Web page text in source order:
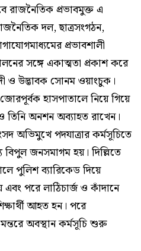
রাজনৈতিক প্রভাবমুক্ত এ
দল, ছাত্রসংগঠন,
প্রভাবশালী
সঙ্গে একাত্মতা প্রকাশ করে
ও উদ্ভাবক সোনম ওয়াংচুক।
হাসপাতালে নিয়ে গিয়ে
তিনি অনশন অব্যাহত রাখেন।
অভিমুখে পদযাত্রার কর্মসূচিতে
বিপুল জনসমাগম হয়। দিল্লিতে
পুলিশ ব্যারিকেড দিয়ে
পরে লাঠিচার্জ ও কাঁদানে
আহত হন। পরে
অবস্থান কর্মসূচি শুরু